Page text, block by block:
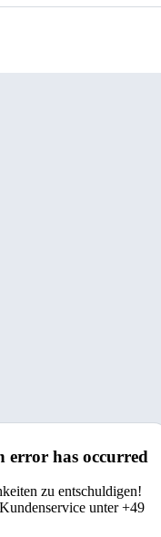
error has occurred
zu entschuldigen!
unter +49